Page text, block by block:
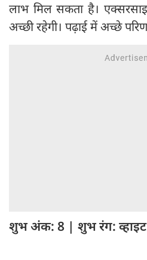
लाभ मिल सकता है।
अच्छी रहेगी। पढ़ाई में अच्छे
शुभ अंक: 8 | शुभ रंग: व्हाइट